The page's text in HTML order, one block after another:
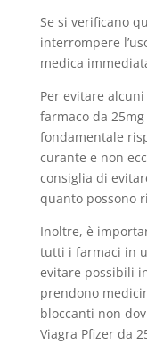
Se si verificano
interrompere
medica
Per evitare
farmaco da
fondamentale
curante e non
consiglia di
quanto possono
Inoltre, è
tutti i farmaci in
evitare possibili
prendono
bloccanti non
Viagra Pfizer da